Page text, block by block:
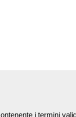
i termini